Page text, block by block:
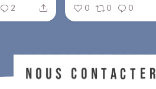
2 0 0 0
NOUS CONTACTER